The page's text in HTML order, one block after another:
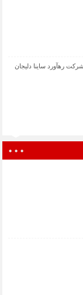
رهآورد ساینا دلیجان